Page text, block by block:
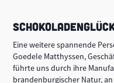
Eine weitere spannende
Goedele Matthyssen,
führte uns durch ihre
brandenburgischer Natur,